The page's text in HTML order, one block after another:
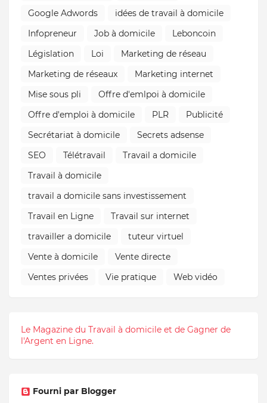
Google Adwords
idées de travail à domicile
Infopreneur
Job à domicile
Leboncoin
Législation
Loi
Marketing de réseau
Marketing de réseaux
Marketing internet
Mise sous pli
Offre d'emlpoi à domicile
Offre d'emploi à domicile
PLR
Publicité
Secrétariat à domicile
Secrets adsense
SEO
Télétravail
Travail a domicile
Travail à domicile
travail a domicile sans investissement
Travail en Ligne
Travail sur internet
travailler a domicile
tuteur virtuel
Vente à domicile
Vente directe
Ventes privées
Vie pratique Web vidéo
Le Magazine du Travail à domicile et de Gagner de
l'Argent en Ligne.
Fourni par Blogger